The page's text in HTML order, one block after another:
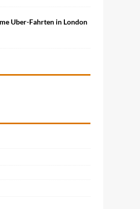
Uber-Fahrten in London